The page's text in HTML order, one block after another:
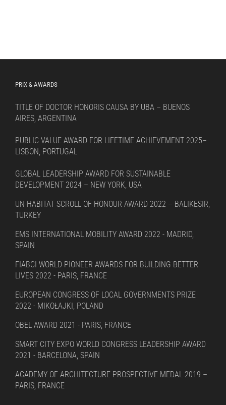
PRIX & AWARDS
TITLE OF DOCTOR HONORIS CAUSA BY UBA – BUENOS
AIRES, ARGENTINA
PUBLIC VALUE AWARD FOR LIFETIME ACHIEVEMENT 2025–
LISBON, PORTUGAL
GLOBAL LEADERSHIP AWARD FOR SUSTAINABLE
DEVELOPMENT 2024 – NEW YORK, USA
UN-HABITAT SCROLL OF HONOUR AWARD 2022 – BALIKESIR,
TURKEY
EMS INTERNATIONAL MOBILITY AWARD 2022 - MADRID,
SPAIN
FIABCI WORLD PIONEER AWARDS FOR BUILDING BETTER
LIVES 2022 - PARIS, FRANCE
EUROPEAN CONGRESS OF LOCAL GOVERNMENTS PRIZE
2022 - MIKOŁAJKI, POLAND
OBEL AWARD 2021 - PARIS, FRANCE
SMART CITY EXPO WORLD CONGRESS LEADERSHIP AWARD
2021 - BARCELONA, SPAIN
ACADEMY OF ARCHITECTURE PROSPECTIVE MEDAL 2019 –
PARIS, FRANCE